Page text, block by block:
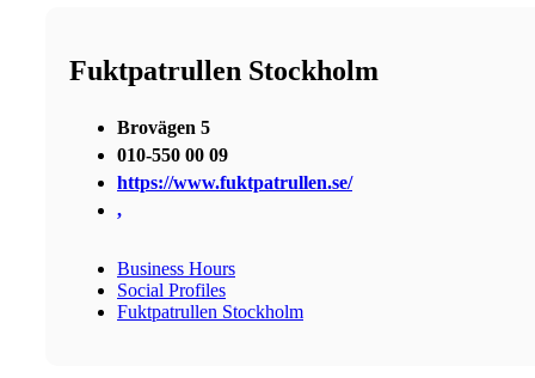
Fuktpatrullen Stockholm
Brovägen 5
010-550 00 09
https://www.fuktpatrullen.se/
,
Business Hours
Social Profiles
Fuktpatrullen Stockholm